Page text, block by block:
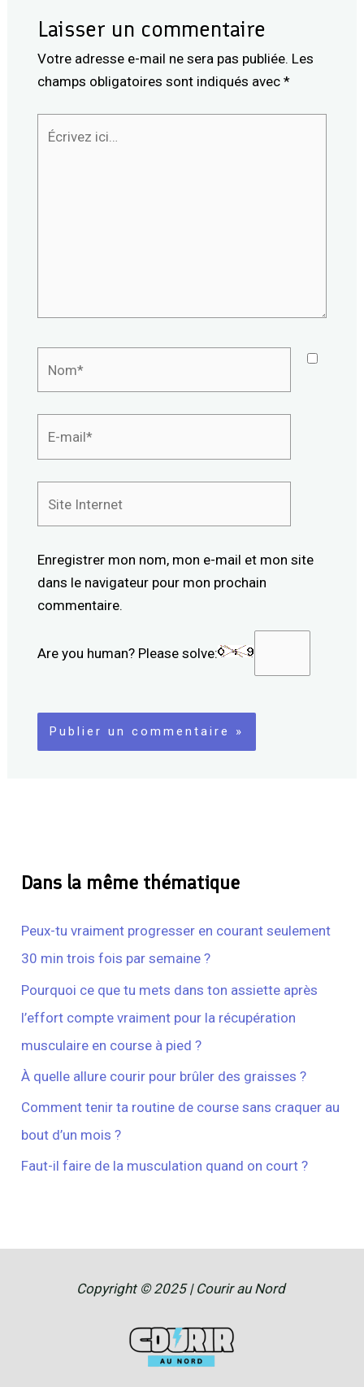
Laisser un commentaire
Votre adresse e-mail ne sera pas publiée. Les
champs obligatoires sont indiqués avec *
ici…
Internet
Enregistrer mon nom, mon e-mail et mon site
dans le navigateur pour mon prochain
commentaire.
Are you human? Please solve:
Dans la même thématique
Peux-tu vraiment progresser en courant seulement
30 min trois fois par semaine ?
Pourquoi ce que tu mets dans ton assiette après
l’effort compte vraiment pour la récupération
musculaire en course à pied ?
À quelle allure courir pour brûler des graisses ?
Comment tenir ta routine de course sans craquer au
bout d’un mois ?
Faut-il faire de la musculation quand on court ?
Copyright © 2025 | Courir au Nord